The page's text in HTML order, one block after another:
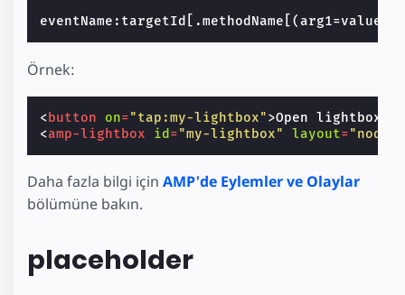
Örnek:
<button on="tap:my-lightbox">Open lightbox
<amp-lightbox id ="my-lightbox" layout=
Daha fazla bilgi için AMP'de Eylemler ve Olaylar
bölümüne bakın.
placeholder